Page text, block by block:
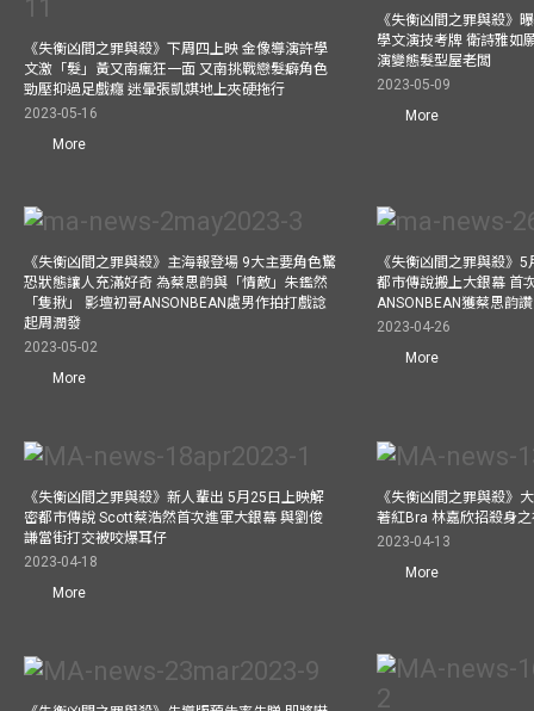
《失衡凶間之罪與殺》下周四上映 金像導演許學
文激「髮」黃又南瘋狂一面 又南挑戰戀髮癖角色
勁壓抑過足戲癮 迷暈張凱娸地上夾硬拖行
2023-05-16
More
《失衡凶間之罪與殺》
學文演技考牌 衛詩雅如
演變態髮型屋老闆
2023-05-09
More
《失衡凶間之罪與殺》主海報登場 9大主要角色驚
恐狀態讓人充滿好奇 為蔡思韵與「情敵」朱鑑然
「隻揪」 影壇初哥ANSONBEAN處男作拍打戲諗
起周潤發
2023-05-02
More
《失衡凶間之罪與殺》
都市傳說搬上大銀幕 首
ANSONBEAN獲蔡思韵
2023-04-26
More
《失衡凶間之罪與殺》新人輩出 5月25日上映解
密都市傳說 Scott蔡浩然首次進軍大銀幕 與劉俊
謙當街打交被咬爆耳仔
2023-04-18
More
《失衡凶間之罪與殺》
著紅Bra 林嘉欣招殺身
2023-04-13
More